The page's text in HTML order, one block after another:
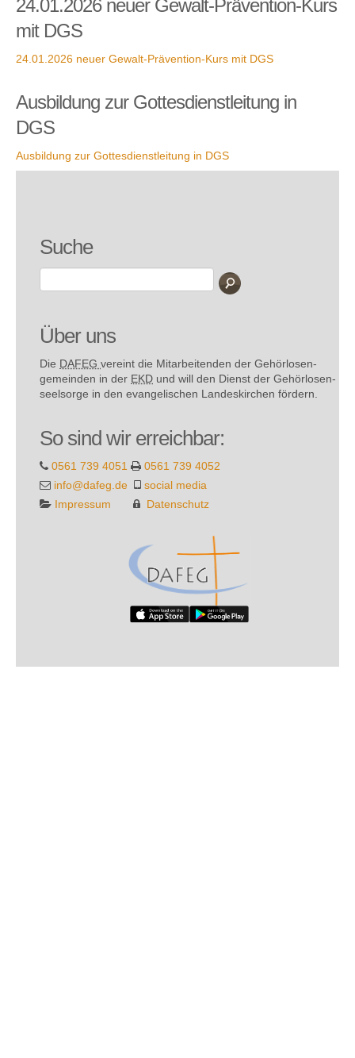
24.01.2026 neuer Gewalt-Prävention-Kurs
mit DGS
24.01.2026 neuer Gewalt-Prävention-Kurs mit DGS
Ausbildung zur Gottesdienstleitung in
DGS
Ausbildung zur Gottesdienstleitung in DGS
Suche
Über uns
Die DAFEG vereint die Mitarbeitenden der Gehör­losen­
gemeinden in der EKD und will den Dienst der Gehör­losen­
seel­sorge in den evange­lischen Landes­kirchen fördern.
So sind wir erreichbar:
0561 739 4051
0561 739 4052
info@dafeg.de
social media
Impressum
Datenschutz